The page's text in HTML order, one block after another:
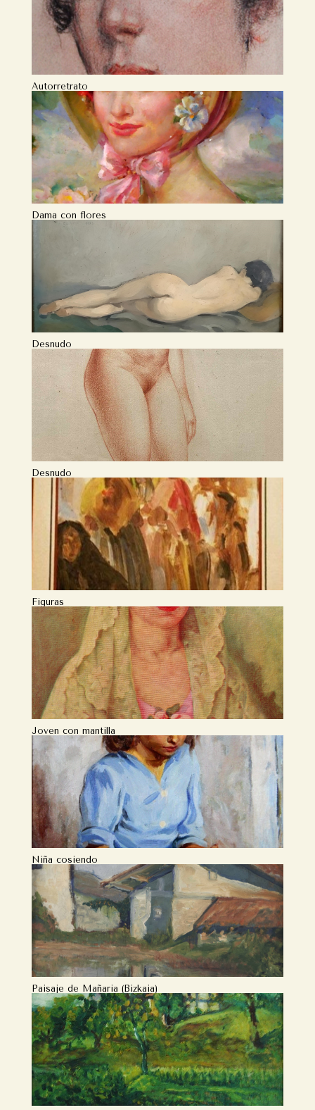
Autorretrato
Dama con flores
Desnudo
Desnudo
Figuras
Joven con mantilla
Niña cosiendo
Paisaje de Mañaria (Bizkaia)